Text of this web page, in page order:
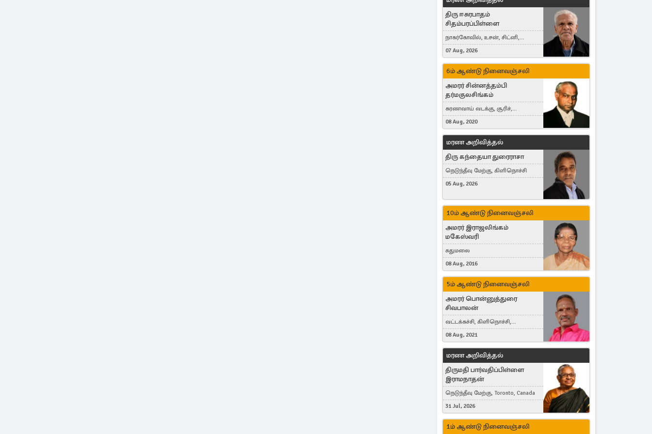
திரு ஈசுரபாதம்
சிதம்பரப்பிள்ளை
நாகர்கோவில், உசன், சிட்னி,
Australia
07 Aug, 2026
6ம் ஆண்டு நினைவஞ்சலி
அமரர் சின்னத்தம்பி
தர்மகுலசிங்கம்
கரணவாய் வடக்கு, சூரிச்,
Switzerland
08 Aug, 2020
மரண அறிவித்தல்
திரு கந்தையா துரைராசா
நெடுந்தீவு மேற்கு, கிளிநொச்சி
05 Aug, 2026
10ம் ஆண்டு நினைவஞ்சலி
அமரர் இராஜலிங்கம்
மகேஸ்வரி
சுதுமலை
08 Aug, 2016
5ம் ஆண்டு நினைவஞ்சலி
அமரர் பொன்னுத்துரை
சிவபாலன்
வட்டக்கச்சி, கிளிநொச்சி,
வட்டக்கச்சி இராமநாதபுரம்
08 Aug, 2021
மரண அறிவித்தல்
திருமதி பார்வதிப்பிள்ளை
இராமநாதன்
நெடுந்தீவு மேற்கு, Toronto, Canada
31 Jul, 2026
1ம் ஆண்டு நினைவஞ்சலி